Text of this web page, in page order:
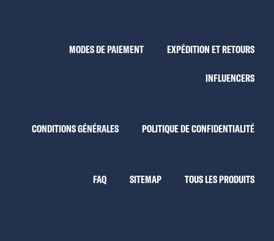
MODES DE PAIEMENT EXPÉDITION ET RETOURS
INFLUENCERS
CONDITIONS GÉNÉRALES POLITIQUE DE CONFIDENTIALITÉ
FAQ SITEMAP TOUS LES PRODUITS